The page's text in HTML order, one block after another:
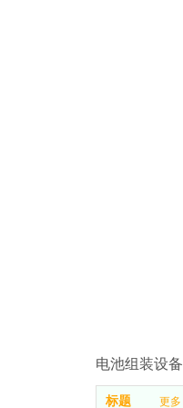
标题 更多
电池组装设备